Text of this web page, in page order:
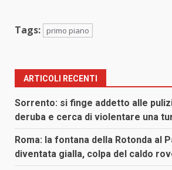
Tags: primo piano
ARTICOLI RECENTI
Sorrento: si finge addetto alle
deruba e cerca di violentare una
Roma: la fontana della Rotonda al
diventata gialla, colpa del caldo